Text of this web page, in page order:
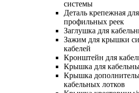
системы
Деталь крепежная
профильных реек
Заглушка для
Зажим для крышки
кабелей
Кронштейн для
Крышка для
Крышка
кабельных лотков